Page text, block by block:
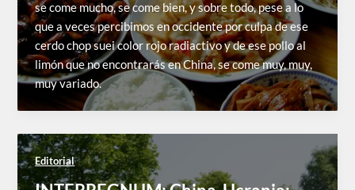
se come mucho, se come bien, y sobre todo, pese a lo
que a veces percibimos en occidente por culpa de ese
cerdo chop suei color rojo radiactivo y de ese pollo al
limón que no encontrarás en China, se come muy, muy,
muy variado.
Editorial